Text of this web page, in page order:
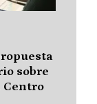
sobre
Centro